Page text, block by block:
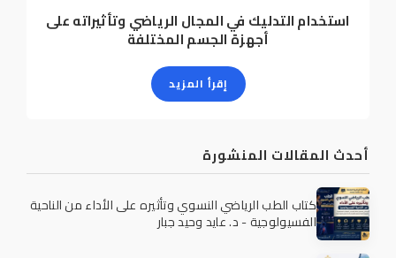
استخدام التدليك في المجال الرياضي وتأثيراته على
أجهزة الجسم المختلفة
إقرأ المزيد
أحدث المقالات المنشورة
كتاب الطب الرياضي النسوي وتأثيره على الأداء من الناحية
الفسيولوجية - د. عايد وحيد جبار